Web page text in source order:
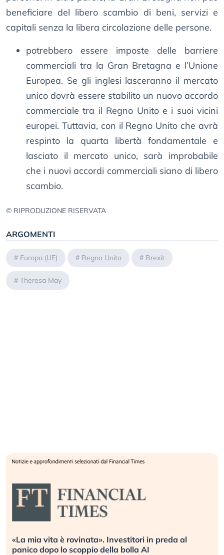
beneficiare del libero scambio di beni, servizi e
capitali senza la libera circolazione delle persone.
potrebbero essere imposte delle barriere
commerciali tra la Gran Bretagna e l’Unione
Europea. Se gli inglesi lasceranno il mercato
unico dovrà essere stabilito un nuovo accordo
commerciale tra il Regno Unito e i suoi vicini
europei. Tuttavia, con il Regno Unito che avrà
respinto la quarta libertà fondamentale e
lasciato il mercato unico, sarà improbabile
che i nuovi accordi commerciali siano di libero
scambio.
© RIPRODUZIONE RISERVATA
ARGOMENTI
# Europa (UE) # Regno Unito # Brexit
# Theresa May
Quando la finanza pesa più dell’economia
L’America sta ripetendo gli errori del 2008?